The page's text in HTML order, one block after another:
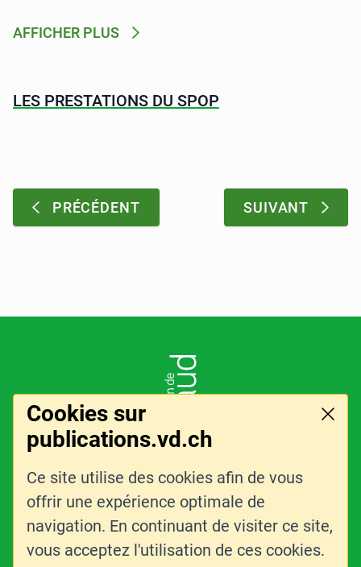
Cookies sur
publications.vd.ch
Ce site utilise des cookies afin de vous
offrir une expérience optimale de
navigation. En continuant de visiter ce site,
vous acceptez l'utilisation de ces cookies.
AFFICHER PLUS
LES PRESTATIONS DU SPOP
PRÉCÉDENT: SUIVANT
LIENS CONNEXES CONTACT
PLAN DU SITE
PARTAGER